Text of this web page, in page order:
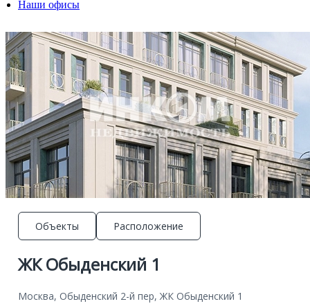
Наши офисы
ЖК Обыденский 1
Москва, Обыденский 2-й пер, ЖК Обыденский 1
Объекты Расположение